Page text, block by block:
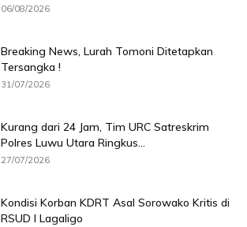
06/08/2026
Breaking News, Lurah Tomoni Ditetapkan
Tersangka !
31/07/2026
Kurang dari 24 Jam, Tim URC Satreskrim
Polres Luwu Utara Ringkus...
27/07/2026
Kondisi Korban KDRT Asal Sorowako Kritis di
RSUD I Lagaligo